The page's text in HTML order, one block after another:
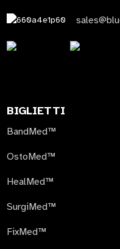
BIGLIETTI
BandMed™
OstoMed™
HealMed™
SurgiMed™
FixMed™